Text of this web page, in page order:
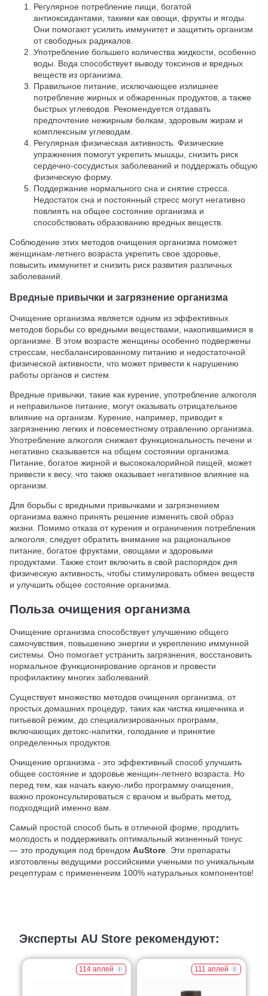
Регулярное потребление пищи, богатой
антиоксидантами, такими как овощи, фрукты и ягоды.
Они помогают усилить иммунитет и защитить организм
от свободных радикалов.
Употребление большего количества жидкости, особенно
воды. Вода способствует выводу токсинов и вредных
веществ из организма.
Правильное питание, исключающее излишнее
потребление жирных и обжаренных продуктов, а также
быстрых углеводов. Рекомендуется отдавать
предпочтение нежирным белкам, здоровым жирам и
комплексным углеводам.
Регулярная физическая активность. Физические
упражнения помогут укрепить мышцы, снизить риск
сердечно-сосудистых заболеваний и поддержать общую
физическую форму.
Поддержание нормального сна и снятие стресса.
Недостаток сна и постоянный стресс могут негативно
повлиять на общее состояние организма и
способствовать образованию вредных веществ.
Соблюдение этих методов очищения организма поможет
женщинам-летнего возраста укрепить свое здоровье,
повысить иммунитет и снизить риск развития различных
заболеваний.
Вредные привычки и загрязнение организма
Очищение организма является одним из эффективных
методов борьбы со вредными веществами, накопившимися в
организме. В этом возрасте женщины особенно подвержены
стрессам, несбалансированному питанию и недостаточной
физической активности, что может привести к нарушению
работы органов и систем.
Вредные привычки, такие как курение, употребление алкоголя
и неправильное питание, могут оказывать отрицательное
влияние на организм. Курение, например, приводит к
загрязнению легких и повсеместному отравлению организма.
Употребление алкоголя снижает функциональность печени и
негативно сказывается на общем состоянии организма.
Питание, богатое жирной и высококалорийной пищей, может
привести к весу, что также оказывает негативное влияние на
организм.
Для борьбы с вредными привычками и загрязнением
организма важно принять решение изменить свой образ
жизни. Помимо отказа от курения и ограничения потребления
алкоголя, следует обратить внимание на рациональное
питание, богатое фруктами, овощами и здоровыми
продуктами. Также стоит включить в свой распорядок дня
физическую активность, чтобы стимулировать обмен веществ
и улучшить общее состояние организма.
Польза очищения организма
Очищение организма способствует улучшению общего
самочувствия, повышению энергии и укреплению иммунной
системы. Оно помогает устранить загрязнения, восстановить
нормальное функционирование органов и провести
профилактику многих заболеваний.
Существует множество методов очищения организма, от
простых домашних процедур, таких как чистка кишечника и
питьевой режим, до специализированных программ,
включающих детокс-напитки, голодание и принятие
определенных продуктов.
Очищение организма - это эффективный способ улучшить
общее состояние и здоровье женщин-летнего возраста. Но
перед тем, как начать какую-либо программу очищения,
важно проконсультироваться с врачом и выбрать метод,
подходящий именно вам.
Самый простой способ быть в отличной форме, продлить
молодость и поддерживать оптимальный жизненный тонус
— это продукция под брендом AuStore. Эти препараты
изготовлены ведущими российскими учеными по уникальным
рецептурам с примененеим 100% натуральных компонентов!
Эксперты AU Store рекомендуют:
114 аплей 111 аплей